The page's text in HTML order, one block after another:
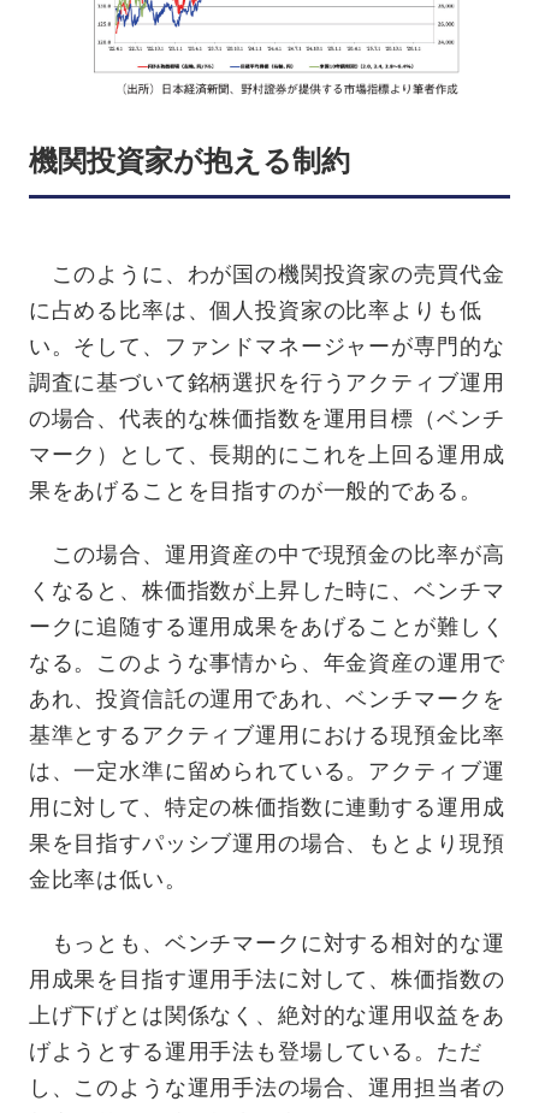
機関投資家が抱える制約
このように、わが国の機関投資家の売買代金
に占める比率は、個人投資家の比率よりも低
い。そして、ファンドマネージャーが専門的な
調査に基づいて銘柄選択を行うアクティブ運用
の場合、代表的な株価指数を運用目標（ベンチ
マーク）として、長期的にこれを上回る運用成
果をあげることを目指すのが一般的である。
この場合、運用資産の中で現預金の比率が高
くなると、株価指数が上昇した時に、ベンチマ
ークに追随する運用成果をあげることが難しく
なる。このような事情から、年金資産の運用で
あれ、投資信託の運用であれ、ベンチマークを
基準とするアクティブ運用における現預金比率
は、一定水準に留められている。アクティブ運
用に対して、特定の株価指数に連動する運用成
果を目指すパッシブ運用の場合、もとより現預
金比率は低い。
もっとも、ベンチマークに対する相対的な運
用成果を目指す運用手法に対して、株価指数の
上げ下げとは関係なく、絶対的な運用収益をあ
げようとする運用手法も登場している。ただ
し、このような運用手法の場合、運用担当者の